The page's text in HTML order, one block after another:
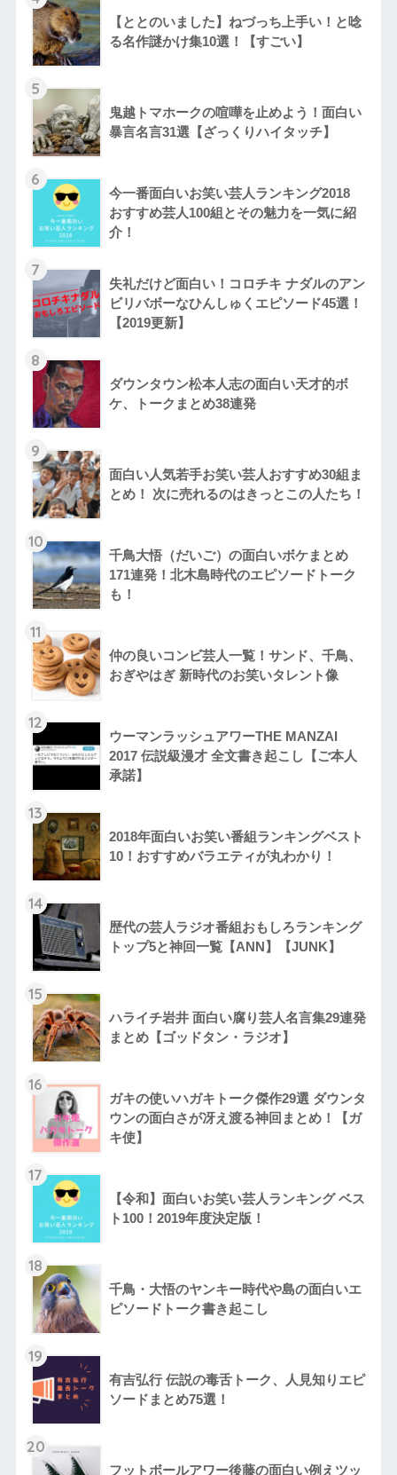
【ととのいました】ねづっち上手い！と唸
る名作謎かけ集10選！【すごい】
5
鬼越トマホークの喧嘩を止めよう！面白い
暴言名言31選【ざっくりハイタッチ】
6
今一番面白いお笑い芸人ランキング2018
おすすめ芸人100組とその魅力を一気に紹
介！
7
失礼だけど面白い！コロチキ ナダルのアン
ビリバボーなひんしゅくエピソード45選！
【2019更新】
8
ダウンタウン松本人志の面白い天才的ボ
ケ、トークまとめ38連発
9
面白い人気若手お笑い芸人おすすめ30組ま
とめ！ 次に売れるのはきっとこの人たち！
10
千鳥大悟（だいご）の面白いボケまとめ
171連発！北木島時代のエピソードトーク
も！
11
仲の良いコンビ芸人一覧！サンド、千鳥、
おぎやはぎ 新時代のお笑いタレント像
12
ウーマンラッシュアワーTHE MANZAI
2017 伝説級漫才 全文書き起こし【ご本人
承諾】
13
2018年面白いお笑い番組ランキングベスト
10！おすすめバラエティが丸わかり！
14
歴代の芸人ラジオ番組おもしろランキング
トップ5と神回一覧【ANN】【JUNK】
15
ハライチ岩井 面白い腐り芸人名言集29連発
まとめ【ゴッドタン・ラジオ】
16
ガキの使いハガキトーク傑作29選 ダウンタ
ウンの面白さが冴え渡る神回まとめ！【ガ
キ使】
17
【令和】面白いお笑い芸人ランキング ベス
ト100！2019年度決定版！
18
千鳥・大悟のヤンキー時代や島の面白いエ
ピソードトーク書き起こし
19
有吉弘行 伝説の毒舌トーク、人見知りエピ
ソードまとめ75選！
20
フットボールアワー後藤の面白い例えツッ